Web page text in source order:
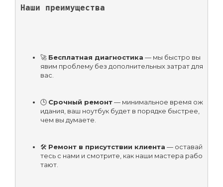
Наши преимущества
🚀 Бесплатная диагностика — мы быстро вы
явим проблему без дополнительных затрат для
вас.
🕒 Срочный ремонт — минимальное время ож
идания, ваш ноутбук будет в порядке быстрее,
чем вы думаете.
🛠️ Ремонт в присутствии клиента — оставай
тесь с нами и смотрите, как наши мастера рабо
тают.